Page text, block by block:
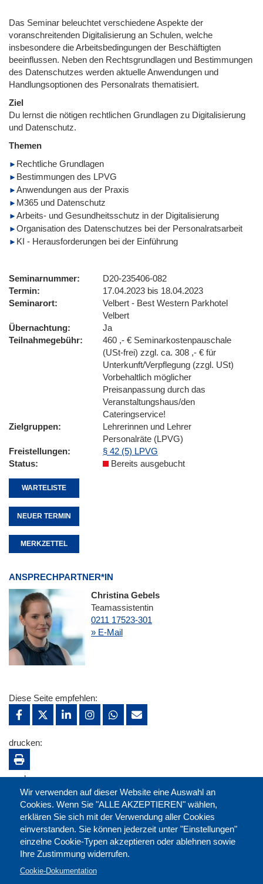
Das Seminar beleuchtet verschiedene Aspekte der
voranschreitenden Digitalisierung an Schulen, welche
insbesondere die Arbeitsbedingungen der Beschäftigten
beeinflussen. Neben den Rechtsgrundlagen und Bestimmungen
des Datenschutzes werden aktuelle Anwendungen und
Handlungsoptionen des Personalrats thematisiert.
Ziel
Du lernst die nötigen rechtlichen Grundlagen zu Digitalisierung
und Datenschutz.
Themen
Rechtliche Grundlagen
Bestimmungen des LPVG
Anwendungen aus der Praxis
M365 und Datenschutz
Arbeits- und Gesundheitsschutz in der Digitalisierung
Organisation des Datenschutzes bei der Personalratsarbeit
KI - Herausforderungen bei der Einführung
Seminarnummer
D20-235406-082
Termin
17.04.2023 bis 18.04.2023
Seminarort
Velbert - Best Western Parkhotel
Velbert
Übernachtung
Ja
Teilnahmegebühr
460 ,- € Seminarkostenpauschale
(USt-frei) zzgl. ca. 308 ,- € für
Unterkunft/Verpflegung (zzgl. USt)
Vorbehaltlich möglicher
Preisanpassung durch das
Veranstaltungshaus/den
Cateringservice!
Zielgruppen
Lehrerinnen und Lehrer
Personalräte (LPVG)
Freistellungen
§ 42 (5) LPVG
Status
Bereits ausgebucht
WARTELISTE
NEUER TERMIN
MERKZETTEL
ANSPRECHPARTNER*IN
Christina Gebels
Teamassistentin
0211 17523-301
» E-Mail
Wir verwenden auf dieser Website eine Auswahl an
Cookies. Wenn Sie "ALLE AKZEPTIEREN" wählen,
erklären Sie sich mit der Verwendung aller Cookies
einverstanden. Sie können jederzeit unter "Einstellungen"
einzelne Cookie-Typen akzeptieren oder ablehnen sowie
Ihre Zustimmung widerrufen.
Cookie-Dokumentation
Diese Seite empfehlen:
drucken:
merken: